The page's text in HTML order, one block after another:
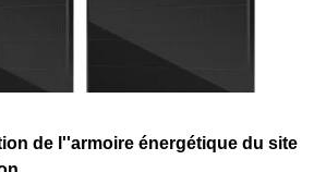
de l''armoire énergétique du site